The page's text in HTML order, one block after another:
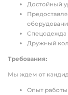
Достойный
Спецодежда
Дружный
Требования:
Мы ждем от
Опыт